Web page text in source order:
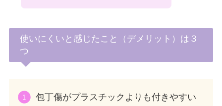
使いにくいと感じたこと（デメリット）は３
つ
包丁傷がプラスチックよりも付きやすい